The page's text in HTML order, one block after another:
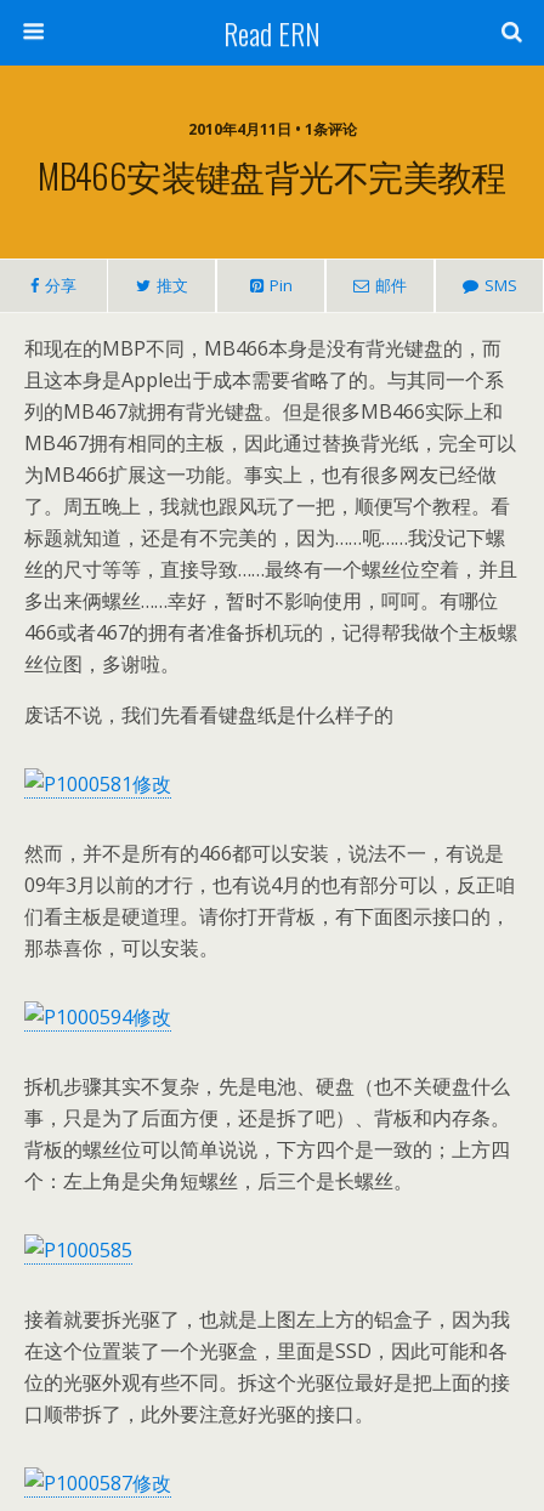
Read ERN
2010年4月11日 • 1条评论
MB466安装键盘背光不完美教程
分享 推文 Pin 邮件 SMS
和现在的MBP不同，MB466本身是没有背光键盘的，而
且这本身是Apple出于成本需要省略了的。与其同一个系
列的MB467就拥有背光键盘。但是很多MB466实际上和
MB467拥有相同的主板，因此通过替换背光纸，完全可以
为MB466扩展这一功能。事实上，也有很多网友已经做
了。周五晚上，我就也跟风玩了一把，顺便写个教程。看
标题就知道，还是有不完美的，因为……呃……我没记下螺
丝的尺寸等等，直接导致……最终有一个螺丝位空着，并且
多出来俩螺丝……幸好，暂时不影响使用，呵呵。有哪位
466或者467的拥有者准备拆机玩的，记得帮我做个主板螺
丝位图，多谢啦。
废话不说，我们先看看键盘纸是什么样子的
然而，并不是所有的466都可以安装，说法不一，有说是
09年3月以前的才行，也有说4月的也有部分可以，反正咱
们看主板是硬道理。请你打开背板，有下面图示接口的，
那恭喜你，可以安装。
拆机步骤其实不复杂，先是电池、硬盘（也不关硬盘什么
事，只是为了后面方便，还是拆了吧）、背板和内存条。
背板的螺丝位可以简单说说，下方四个是一致的；上方四
个：左上角是尖角短螺丝，后三个是长螺丝。
接着就要拆光驱了，也就是上图左上方的铝盒子，因为我
在这个位置装了一个光驱盒，里面是SSD，因此可能和各
位的光驱外观有些不同。拆这个光驱位最好是把上面的接
口顺带拆了，此外要注意好光驱的接口。